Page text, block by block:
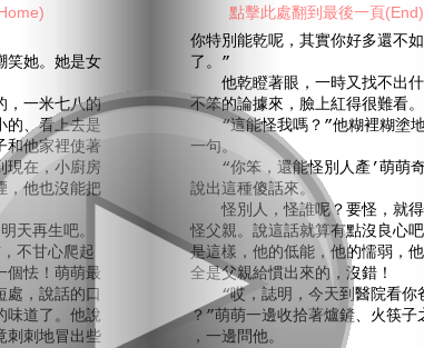
她。她是女
一米七八的
的、看上去是
和他家裡使著
現在，小廚房
，他也沒能把
再生吧。
不甘心爬起
個怯！萌萌最
處，說話的口
味道了。他說
刺刺地冒出些
你特別能乾呢，其實你好多還不
了。”
他乾瞪著眼，一時又找不出什
不笨的論據來，臉上紅得很難看。
“這能怪我嗎？”他糊裡糊塗
一句。
“你笨，還能怪別人產’萌萌
說出這種傻話來。
怪別人，怪誰呢？要怪，就得
怪父親。說這話就算有點沒良心
是這樣，他的低能，他的懦弱，他
全是父親給慣出來的，沒錯！
“哎，誌明，今天到醫院看你
？”萌萌一邊收拾著爐鏟、火筷子
，一邊問他。
點擊此處翻到最後一頁(End)